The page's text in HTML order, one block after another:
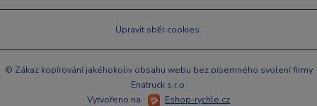
Upravit sběr cookies.
© Zákaz kopírování jakéhokoliv obsahu webu bez písemného svolení firmy
Enatruck s.r.o.
Vytvořeno na
Eshop-rychle.cz